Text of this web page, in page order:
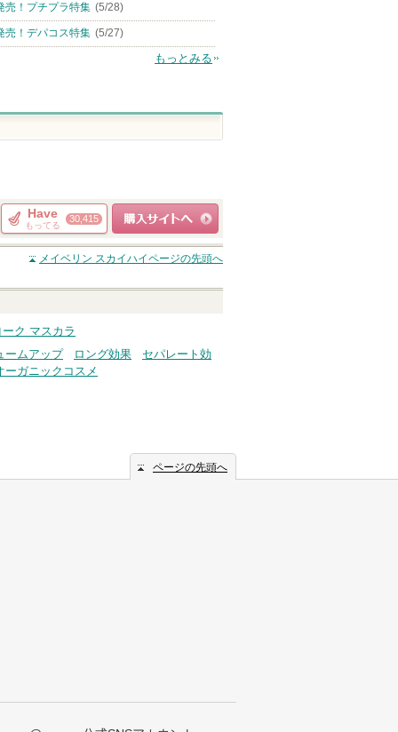
売！プチプラ特集 (5/28)
売！デパコス特集 (5/27)
もっとみる
Have
もってる
30,415
ショッピングサイト
へ
メイベリン スカイハイページの先頭へ
ク マスカラ
ームアップ
ロング効果
セパレート効
ーガニックコスメ
ページの先頭へ